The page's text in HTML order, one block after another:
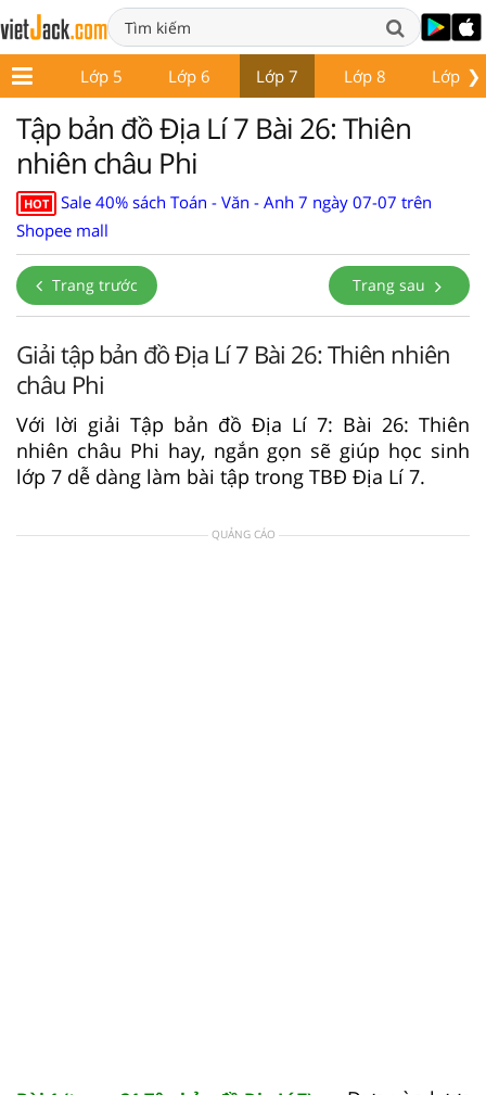
❯
4 Lớp 5 Lớp 6 Lớp 7 Lớp 8 Lớp 9
Tập bản đồ Địa Lí 7 Bài 26: Thiên
nhiên châu Phi
HOT
Sale 40% sách Toán - Văn - Anh 7 ngày 07-07 trên
Shopee mall
Trang trước Trang sau
Giải tập bản đồ Địa Lí 7 Bài 26: Thiên nhiên
châu Phi
Với lời giải Tập bản đồ Địa Lí 7: Bài 26: Thiên
nhiên châu Phi hay, ngắn gọn sẽ giúp học sinh
lớp 7 dễ dàng làm bài tập trong TBĐ Địa Lí 7.
QUẢNG CÁO